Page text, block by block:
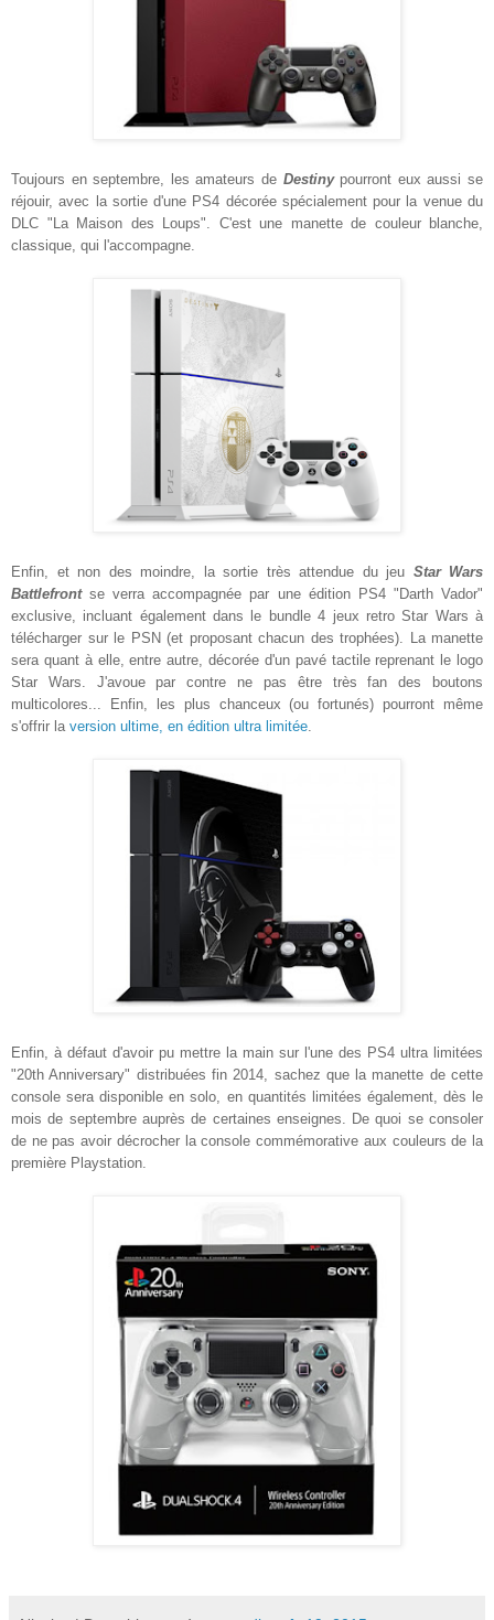
Toujours en septembre, les amateurs de Destinypourront eux aussi se
réjouir, avec la sortie d'une PS4 décorée spécialement pour la venue du
DLC "La Maison des Loups". C'est une manette de couleur blanche,
classique, qui l'accompagne.
Enfin, et non des moindre, la sortie très attendue du jeu Star Wars
Battlefrontse verra accompagnée par une édition PS4 "Darth Vador"
exclusive, incluant également dans le bundle 4 jeux retro Star Wars à
télécharger sur le PSN (et proposant chacun des trophées). La manette
sera quant à elle, entre autre, décorée d'un pavé tactile reprenant le logo
Star Wars. J'avoue par contre ne pas être très fan des boutons
multicolores... Enfin, les plus chanceux (ou fortunés) pourront même
s'offrir la version ultime, en édition ultra limitée
Enfin, à défaut d'avoir pu mettre la main sur l'une des PS4 ultra limitées
"20th Anniversary" distribuées fin 2014, sachez que la manette de cette
console sera disponible en solo, en quantités limitées également, dès le
mois de septembre auprès de certaines enseignes. De quoi se consoler
de ne pas avoir décrocher la console commémorative aux couleurs de la
première Playstation.